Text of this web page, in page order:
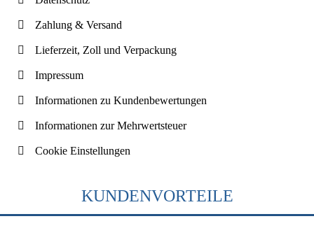
Zahlung & Versand
Lieferzeit, Zoll und Verpackung
Impressum
Informationen zu Kundenbewertungen
Informationen zur Mehrwertsteuer
Cookie Einstellungen
KUNDENVORTEILE